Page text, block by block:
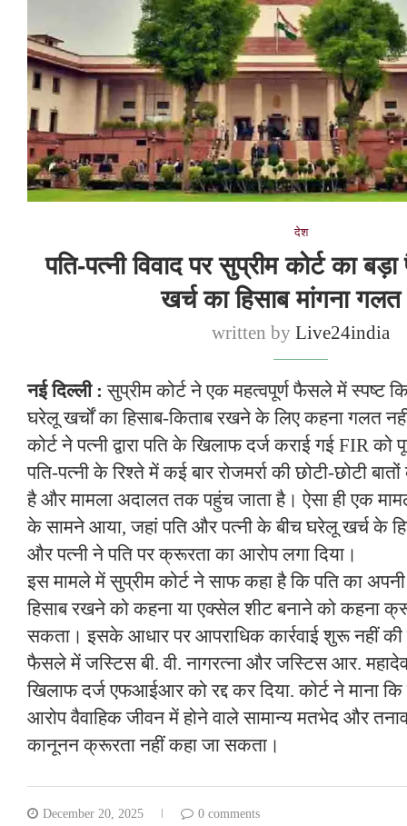
देश
पति-पत्नी विवाद पर सुप्रीम कोर्ट का
खर्च का हिसाब मांगना गलत
written byLive24india
नई दिल्ली :सुप्रीम कोर्ट ने एक महत्वपूर्ण फैसले में स्पष्ट
घरेलू खर्चों का हिसाब-किताब रखने के लिए कहना गलत
कोर्ट ने पत्नी द्वारा पति के खिलाफ दर्ज कराई गई FIR को
पति-पत्नी के रिश्ते में कई बार रोजमर्रा की छोटी-छोटी
है और मामला अदालत तक पहुंच जाता है। ऐसा ही एक
के सामने आया, जहां पति और पत्नी के बीच घरेलू खर्च के
और पत्नी ने पति पर क्रूरता का आरोप लगा दिया।
इस मामले में सुप्रीम कोर्ट ने साफ कहा है कि पति का
हिसाब रखने को कहना या एक्सेल शीट बनाने को कहना
सकता। इसके आधार पर आपराधिक कार्रवाई शुरू नहीं
फैसले में जस्टिस बी. वी. नागरत्ना और जस्टिस आर.
खिलाफ दर्ज एफआईआर को रद्द कर दिया. कोर्ट ने माना कि
आरोप वैवाहिक जीवन में होने वाले सामान्य मतभेद और
कानूनन क्रूरता नहीं कहा जा सकता।
December 20, 2025 0 comments